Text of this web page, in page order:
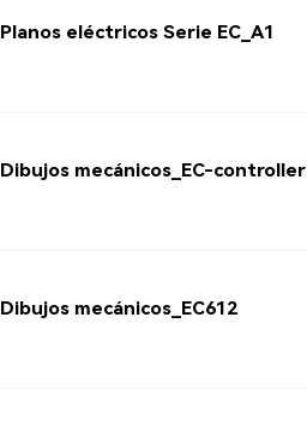
Planos eléctricos Serie EC_A1
Dibujos mecánicos_EC-controller
Dibujos mecánicos_EC612